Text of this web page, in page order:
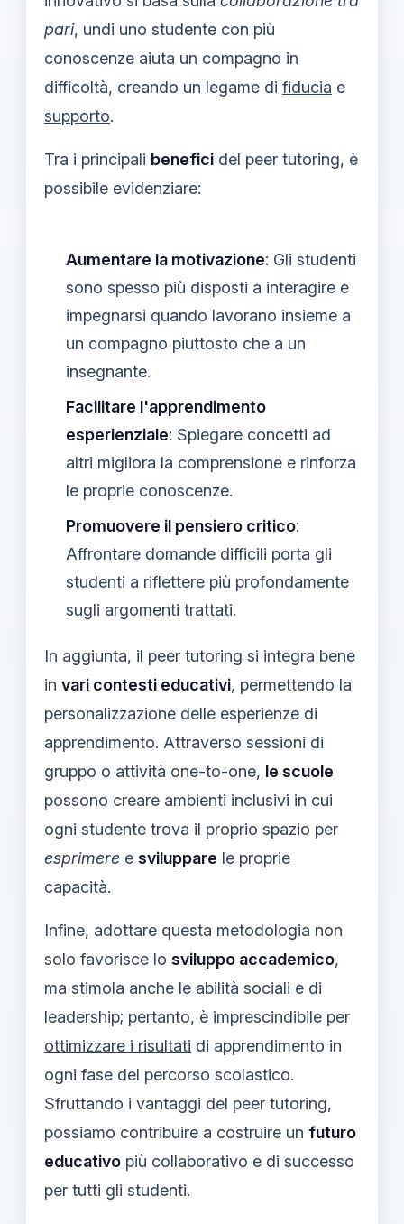
pari, undi uno studente con più
conoscenze aiuta un compagno in
difficoltà, creando un legame di fiducia e
supporto.
Tra i principali benefici del peer tutoring, è
possibile evidenziare:
Aumentare la motivazione: Gli studenti
sono spesso più disposti a interagire e
impegnarsi quando lavorano insieme a
un compagno piuttosto che a un
insegnante.
Facilitare l'apprendimento
esperienziale: Spiegare concetti ad
altri migliora la comprensione e rinforza
le proprie conoscenze.
Promuovere il pensiero critico:
Affrontare domande difficili porta gli
studenti a riflettere più profondamente
sugli argomenti trattati.
In aggiunta, il peer tutoring si integra bene
in vari contesti educativi, permettendo la
personalizzazione delle esperienze di
apprendimento. Attraverso sessioni di
gruppo o attività one-to-one, le scuole
possono creare ambienti inclusivi in cui
ogni studente trova il proprio spazio per
esprimere e sviluppare le proprie
capacità.
Infine, adottare questa metodologia non
solo favorisce lo sviluppo accademico,
ma stimola anche le abilità sociali e di
leadership; pertanto, è imprescindibile per
ottimizzare i risultati di apprendimento in
ogni fase del percorso scolastico.
Sfruttando i vantaggi del peer tutoring,
possiamo contribuire a costruire un futuro
educativo più collaborativo e di successo
per tutti gli studenti.